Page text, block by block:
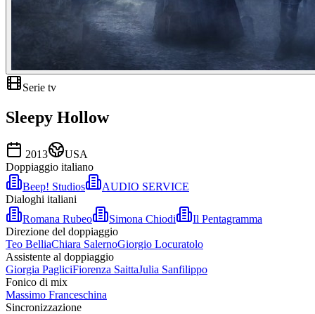
Serie tv
Sleepy Hollow
2013
USA
Doppiaggio italiano
Beep! Studios
AUDIO SERVICE
Dialoghi italiani
Romana Rubeo
Simona Chiodi
Il Pentagramma
Direzione del doppiaggio
Teo BelliaChiara SalernoGiorgio Locuratolo
Assistente al doppiaggio
Giorgia PagliciFiorenza SaittaJulia Sanfilippo
Fonico di mix
Massimo Franceschina
Sincronizzazione